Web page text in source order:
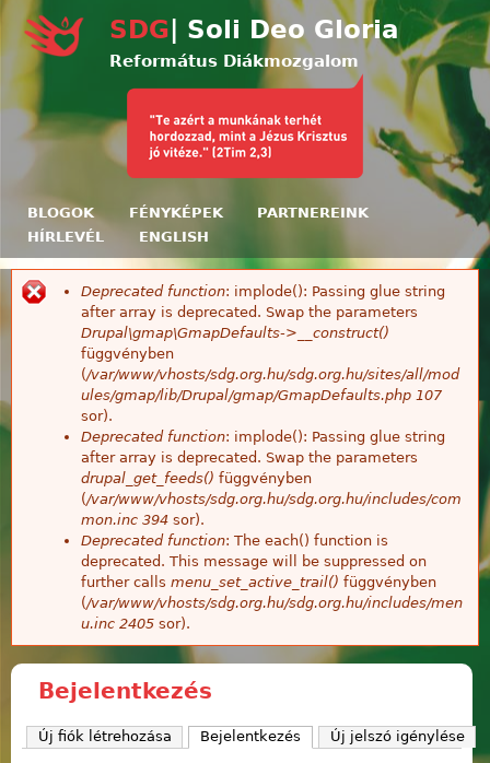
Ugrás a tartalomra
SDG | Soli Deo Gloria
Református Diákmozgalom
BLOGOK FÉNYKÉPEK
PARTNEREINK
HÍRLEVÉL
ENGLISH
Hibaüzenet
Deprecated function: implode(): Passing glue string
after array is deprecated. Swap the parameters
Drupal\gmap\GmapDefaults->__construct()
függvényben
(/var/www/vhosts/sdg.org.hu/sdg.org.hu/sites/all/mod
ules/gmap/lib/Drupal/gmap/GmapDefaults.php 107
sor).
Deprecated function: implode(): Passing glue string
after array is deprecated. Swap the parameters
drupal_get_feeds() függvényben
(/var/www/vhosts/sdg.org.hu/sdg.org.hu/includes/com
mon.inc 394 sor).
Deprecated function: The each() function is
deprecated. This message will be suppressed on
further calls menu_set_active_trail() függvényben
(/var/www/vhosts/sdg.org.hu/sdg.org.hu/includes/men
u.inc 2405 sor).
Bejelentkezés
Új fiók létrehozása Bejelentkezés (aktív fül)
Új jelszó igénylése